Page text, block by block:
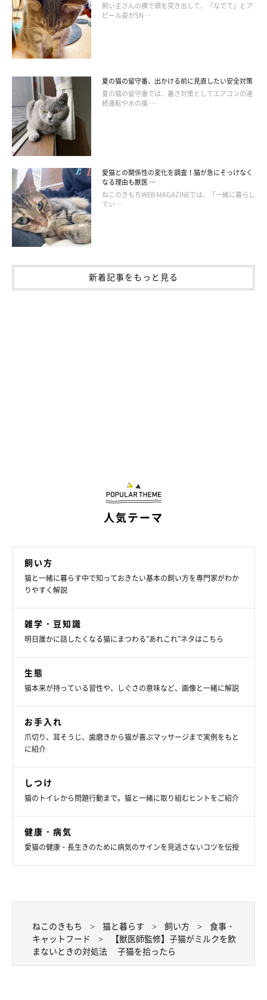
子猫にミルクが必要な時期と与える量
子猫にミルクを与える時期は、乳歯が生えてくる生後1ヶ月程度
ら歯が生えつつある証拠です。そろそろミルクを卒業して、離乳
食を取り入れる時期です。
離乳食は、ペット用品店や動物病院で手に入ります。お湯で溶か
してペースト状にするタイプや、最初からムース状になっている
切り替えるのではなく、最初は子猫用ミルクと混ぜて与えると切
り替えがスムーズに進むでしょう。
まとめ
生まれたばかりの子猫が、ミルクを飲まないと飼い主さんとして
はとても心配なはず。ミルクを元気に飲んでもらうには、子猫の
長度合いに合わせて、ミルクから徐々に離乳食へと切り替えてあ
げましょう。
飼い主さんの横で頭を突き出して、「なでて」とア
ピール姿がSN …
夏の猫の留守番、出かける前に見直したい安全対策
夏の猫の留守番では、暑さ対策としてエアコンの連
続運転や水の複 …
愛猫との関係性の変化を調査！猫が急にそっけなく
なる理由も獣医 …
ねこのきもちWEB MAGAZINEでは、「一緒に暮らし
てい …
新着記事をもっと見る
人気テーマ
飼い方
猫と一緒に暮らす中で知っておきたい基本の飼い方を専門家がわか
りやすく解説
雑学・豆知識
明日誰かに話したくなる猫にまつわる”あれこれ”ネタはこちら
生態
猫本来が持っている習性や、しぐさの意味など、画像と一緒に解説
お手入れ
爪切り、耳そうじ、歯磨きから猫が喜ぶマッサージまで実例をもと
に紹介
しつけ
猫のトイレから問題行動まで。猫と一緒に取り組むヒントをご紹介
健康・病気
愛猫の健康・長生きのために病気のサインを見逃さないコツを伝授
ねこのきもち 猫と暮らす 飼い方
食事・
キャットフード
【獣医師監修】子猫がミルクを飲
まないときの対処法 子猫を拾ったら